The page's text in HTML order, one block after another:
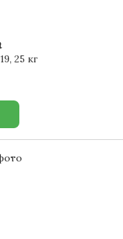
25 кг